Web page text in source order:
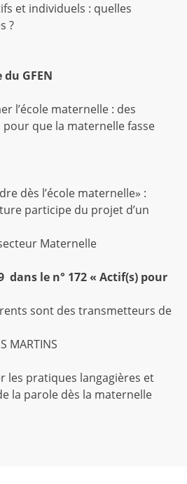
et individuels : quelles
?
GFEN
l’école maternelle : des
que la maternelle fasse
dès l’école maternelle» :
participe du projet d’un
Maternelle
dans le n° 172 « Actif(s) pour
sont des transmetteurs de
MARTINS
les pratiques langagières et
la parole dès la maternelle